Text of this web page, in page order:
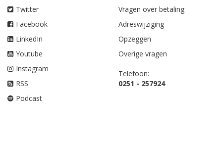
Twitter
Facebook
LinkedIn
Youtube
Instagram
RSS
Podcast
Vragen over betaling
Adreswijziging
Opzeggen
Overige vragen
Telefoon:
0251 - 257924